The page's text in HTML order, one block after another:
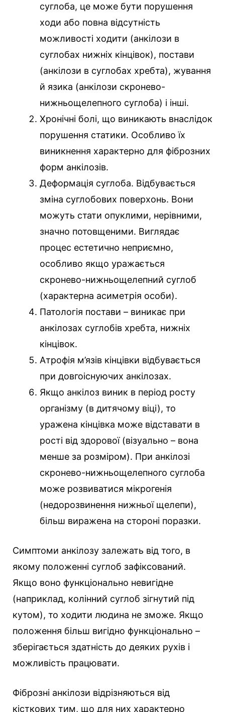
суглоба, це може бути порушення
ходи або повна відсутність
можливості ходити (анкілози в
суглобах нижніх кінцівок), постави
(анкілози в суглобах хребта), жування
й язика (анкілози скронево-
нижньощелепного суглоба) і інші.
Хронічні болі, що виникають внаслідок
порушення статики. Особливо їх
виникнення характерно для фіброзних
форм анкілозів.
Деформація суглоба. Відбувається
зміна суглобових поверхонь. Вони
можуть стати опуклими, нерівними,
значно потовщеними. Виглядає
процес естетично неприємно,
особливо якщо уражається
скронево-нижньощелепний суглоб
(характерна асиметрія особи).
Патологія постави – виникає при
анкілозах суглобів хребта, нижніх
кінцівок.
Атрофія м’язів кінцівки відбувається
при довгоіснуючих анкілозах.
Якщо анкілоз виник в період росту
організму (в дитячому віці), то
уражена кінцівка може відставати в
рості від здорової (візуально – вона
менше за розміром). При анкілозі
скронево-нижньощелепного суглоба
може розвиватися мікрогенія
(недорозвинення нижньої щелепи),
більш виражена на стороні поразки.
Симптоми анкілозу залежать від того, в
якому положенні суглоб зафіксований.
Якщо воно функціонально невигідне
(наприклад, колінний суглоб зігнутий під
кутом), то ходити людина не зможе. Якщо
положення більш вигідно функціонально –
зберігається здатність до деяких рухів і
можливість працювати.
Фіброзні анкілози відрізняються від
кісткових тим, що для них характерно